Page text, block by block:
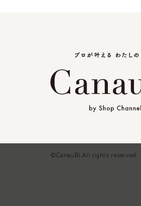
©CanauBi All rights reserved.